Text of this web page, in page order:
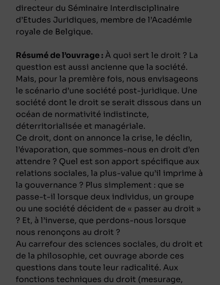
directeur du Séminaire Interdisciplinaire
d’Etudes Juridiques, membre de l’Académie
royale de Belgique.
Résumé de l’ouvrage :À quoi sert le droit ? La
question est aussi ancienne que la société.
Mais, pour la première fois, nous envisageons
le scénario d’une société post-juridique. Une
société dont le droit se serait dissous dans un
océan de normativité indistincte,
déterritorialisée et managériale.
Ce droit, dont on annonce la crise, le déclin,
l’évaporation, que sommes-nous en droit d’en
attendre ? Quel est son apport spécifique aux
relations sociales, la plus-value qu’il imprime à
la gouvernance ? Plus simplement : que se
passe-t-il lorsque deux individus, un groupe
ou une société décident de « passer au droit »
? Et, à l’inverse, que perdons-nous lorsque
nous renonçons au droit ?
Au carrefour des sciences sociales, du droit et
de la philosophie, cet ouvrage aborde ces
questions dans toute leur radicalité. Aux
fonctions techniques du droit (mesurage,